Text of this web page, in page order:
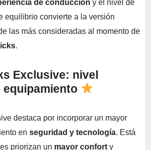
de conducción y el nivel de
equilibrio convierte a la versión
las más consideradas al momento de
.
Exclusive: nivel
equipamiento
destaca por incorporar un mayor
en seguridad y tecnología. Está
priorizan un mayor confort y